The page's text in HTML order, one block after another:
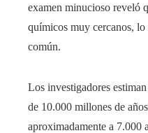
examen minucioso reveló
químicos muy cercanos,
común.
Los investigadores
de 10.000 millones de
aproximadamente a 7.000